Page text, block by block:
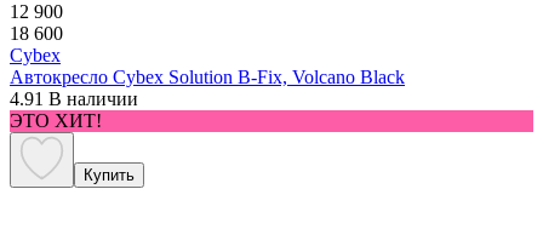
12 900
18 600
Cybex
Автокресло Cybex Solution B-Fix, Volcano Black
4.91 В наличии
ЭТО ХИТ!
Купить